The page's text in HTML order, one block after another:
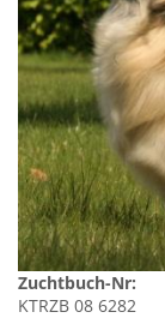
Zuchtbuch-Nr:
KTRZB 08 6282